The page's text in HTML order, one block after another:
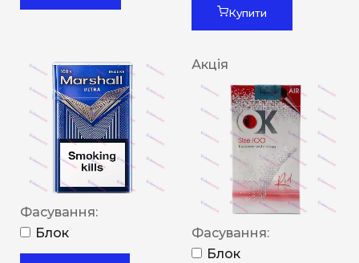
Купити
Фасування:
Блок
Акція
Фасування:
Блок